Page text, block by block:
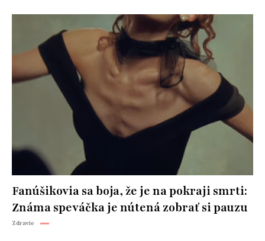
Fanúšikovia sa boja, že je na pokraji smrti:
Známa speváčka je nútená zobrať si pauzu
Zdravie